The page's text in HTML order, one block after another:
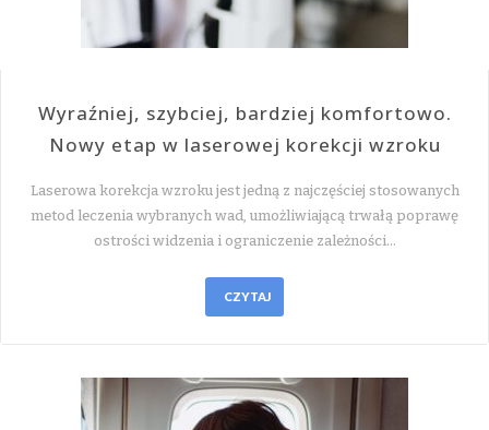
Wyraźniej, szybciej, bardziej komfortowo.
Nowy etap w laserowej korekcji wzroku
Laserowa korekcja wzroku jest jedną z najczęściej stosowanych
metod leczenia wybranych wad, umożliwiającą trwałą poprawę
ostrości widzenia i ograniczenie zależności…
CZYTAJ